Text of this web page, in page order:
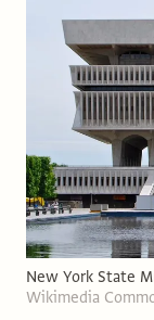
New York State
Wikimedia